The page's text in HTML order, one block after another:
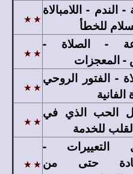
الندم - اللامبالاة
للخطأ
- الصلاة -
- المعجزات
- الفتور الروحي
الفانية
الحب الذي في
للخدمة
التعييرات -
حتى من